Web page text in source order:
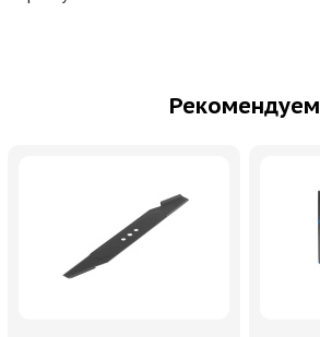
Рекомендуем